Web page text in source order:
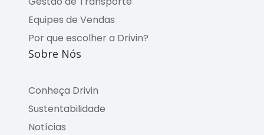
Equipes de Vendas
Por que escolher a Drivin?
Sobre Nós
Conheça Drivin
Sustentabilidade
Notícias